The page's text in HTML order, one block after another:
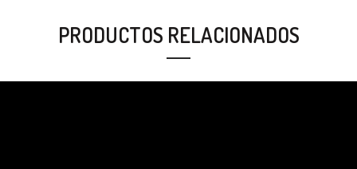
PRODUCTOS RELACIONADOS